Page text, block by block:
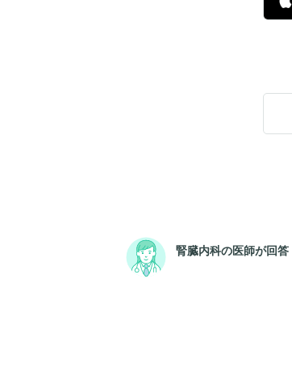
腎臓内科の医師が回答